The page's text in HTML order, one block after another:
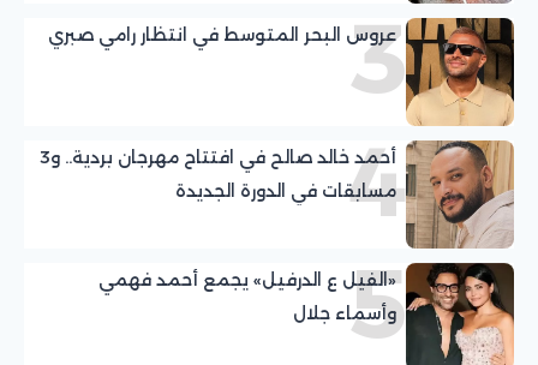
3
عروس البحر المتوسط في انتظار رامي صبري
4
أحمد خالد صالح في افتتاح مهرجان بردية.. و3
مسابقات في الدورة الجديدة
5
«الفيل ع الدرفيل» يجمع أحمد فهمي
وأسماء جلال